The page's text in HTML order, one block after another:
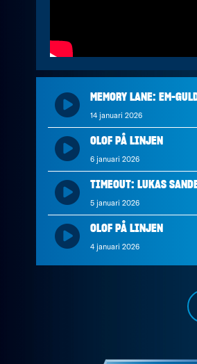
MEMORY LANE: EM-
14 januari 2026
OLOF PÅ LINJEN
6 januari 2026
TIMEOUT: LUKAS
5 januari 2026
OLOF PÅ LINJEN
4 januari 2026